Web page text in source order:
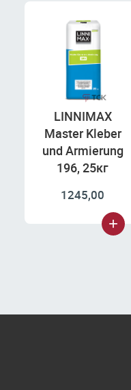
LINNIMAX
Master Kleber
und Armierung
196, 25кг
1245,00